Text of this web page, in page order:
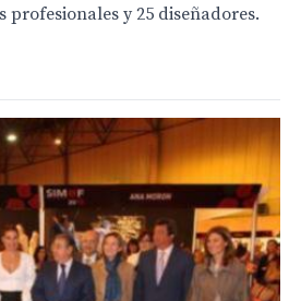
profesionales y 25 diseñadores.